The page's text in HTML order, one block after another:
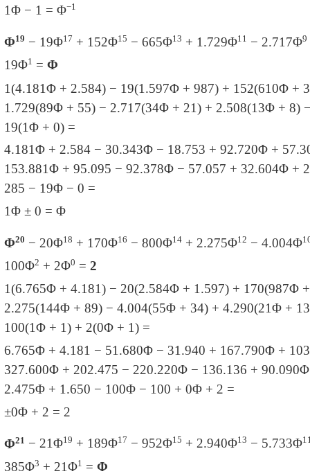
1Φ − 1 = Φ−1
Φ19 − 19Φ17 + 152Φ15 − 665Φ13 + 1.729Φ11 − 2.717Φ9
19Φ1 = Φ
1(4.181Φ + 2.584) − 19(1.597Φ + 987) + 152(610Φ +
1.729(89Φ + 55) − 2.717(34Φ + 21) + 2.508(13Φ + 8)
19(1Φ + 0) =
4.181Φ + 2.584 − 30.343Φ − 18.753 + 92.720Φ +
153.881Φ + 95.095 − 92.378Φ − 57.057 + 32.604Φ +
285 − 19Φ − 0 =
1Φ ± 0 = Φ
Φ20 − 20Φ18 + 170Φ16 − 800Φ14 + 2.275Φ12 − 4.004Φ
100Φ2 + 2Φ0 = 2
1(6.765Φ + 4.181) − 20(2.584Φ + 1.597) + 170(987Φ
2.275(144Φ + 89) − 4.004(55Φ + 34) + 4.290(21Φ +
100(1Φ + 1) + 2(0Φ + 1) =
6.765Φ + 4.181 − 51.680Φ − 31.940 + 167.790Φ +
327.600Φ + 202.475 − 220.220Φ − 136.136 + 90.090Φ
2.475Φ + 1.650 − 100Φ − 100 + 0Φ + 2 =
±0Φ + 2 = 2
Φ21 − 21Φ19 + 189Φ17 − 952Φ15 + 2.940Φ13 − 5.733Φ
385Φ3 + 21Φ1 = Φ